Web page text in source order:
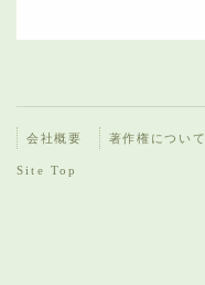
会社概要 著作権について
Site Top